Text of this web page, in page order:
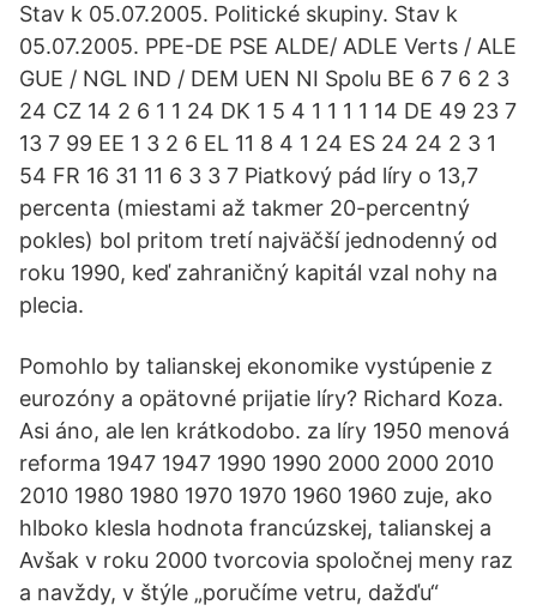
Stav k 05.07.2005. Politické skupiny. Stav k
05.07.2005. PPE-DE PSE ALDE/ ADLE Verts / ALE
GUE / NGL IND / DEM UEN NI Spolu BE 6 7 6 2 3
24 CZ 14 2 6 1 1 24 DK 1 5 4 1 1 1 1 14 DE 49 23 7
13 7 99 EE 1 3 2 6 EL 11 8 4 1 24 ES 24 24 2 3 1
54 FR 16 31 11 6 3 3 7 Piatkový pád líry o 13,7
percenta (miestami až takmer 20-percentný
pokles) bol pritom tretí najväčší jednodenný od
roku 1990, keď zahraničný kapitál vzal nohy na
plecia.
Pomohlo by talianskej ekonomike vystúpenie z
eurozóny a opätovné prijatie líry? Richard Koza.
Asi áno, ale len krátkodobo. za líry 1950 menová
reforma 1947 1947 1990 1990 2000 2000 2010
2010 1980 1980 1970 1970 1960 1960 zuje, ako
hlboko klesla hodnota francúzskej, talianskej a
Avšak v roku 2000 tvorcovia spoločnej meny raz
a navždy, v štýle „poručíme vetru, dažďu“